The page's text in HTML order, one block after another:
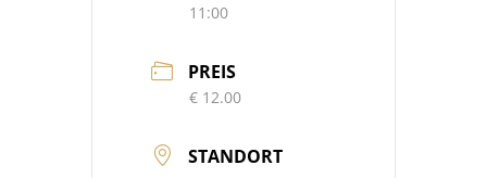
11:00
PREIS
€ 12.00
STANDORT